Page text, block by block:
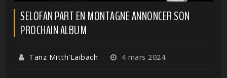
SELOFAN PART EN MONTAGNE ANNONCER SON
PROCHAIN ALBUM
Tanz Mitth'Laibach 4 mars 2024